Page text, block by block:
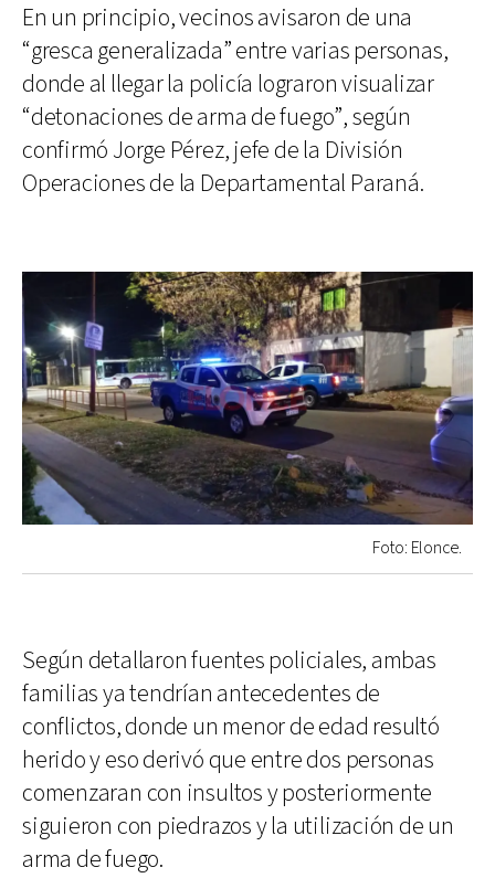
En un principio, vecinos avisaron de una
“gresca generalizada” entre varias personas,
donde al llegar la policía lograron visualizar
“detonaciones de arma de fuego”, según
confirmó Jorge Pérez, jefe de la División
Operaciones de la Departamental Paraná.
Foto: Elonce.
Según detallaron fuentes policiales, ambas
familias ya tendrían antecedentes de
conflictos, donde un menor de edad resultó
herido y eso derivó que entre dos personas
comenzaran con insultos y posteriormente
siguieron con piedrazos y la utilización de un
arma de fuego.